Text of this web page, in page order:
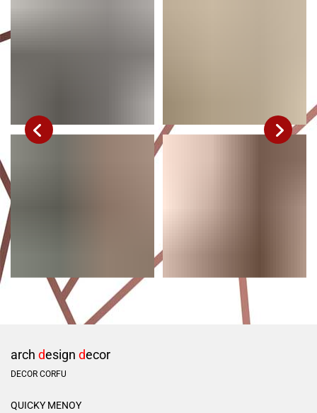
arch design decor
DECOR CORFU
QUICKY ΜΕΝΟΥ